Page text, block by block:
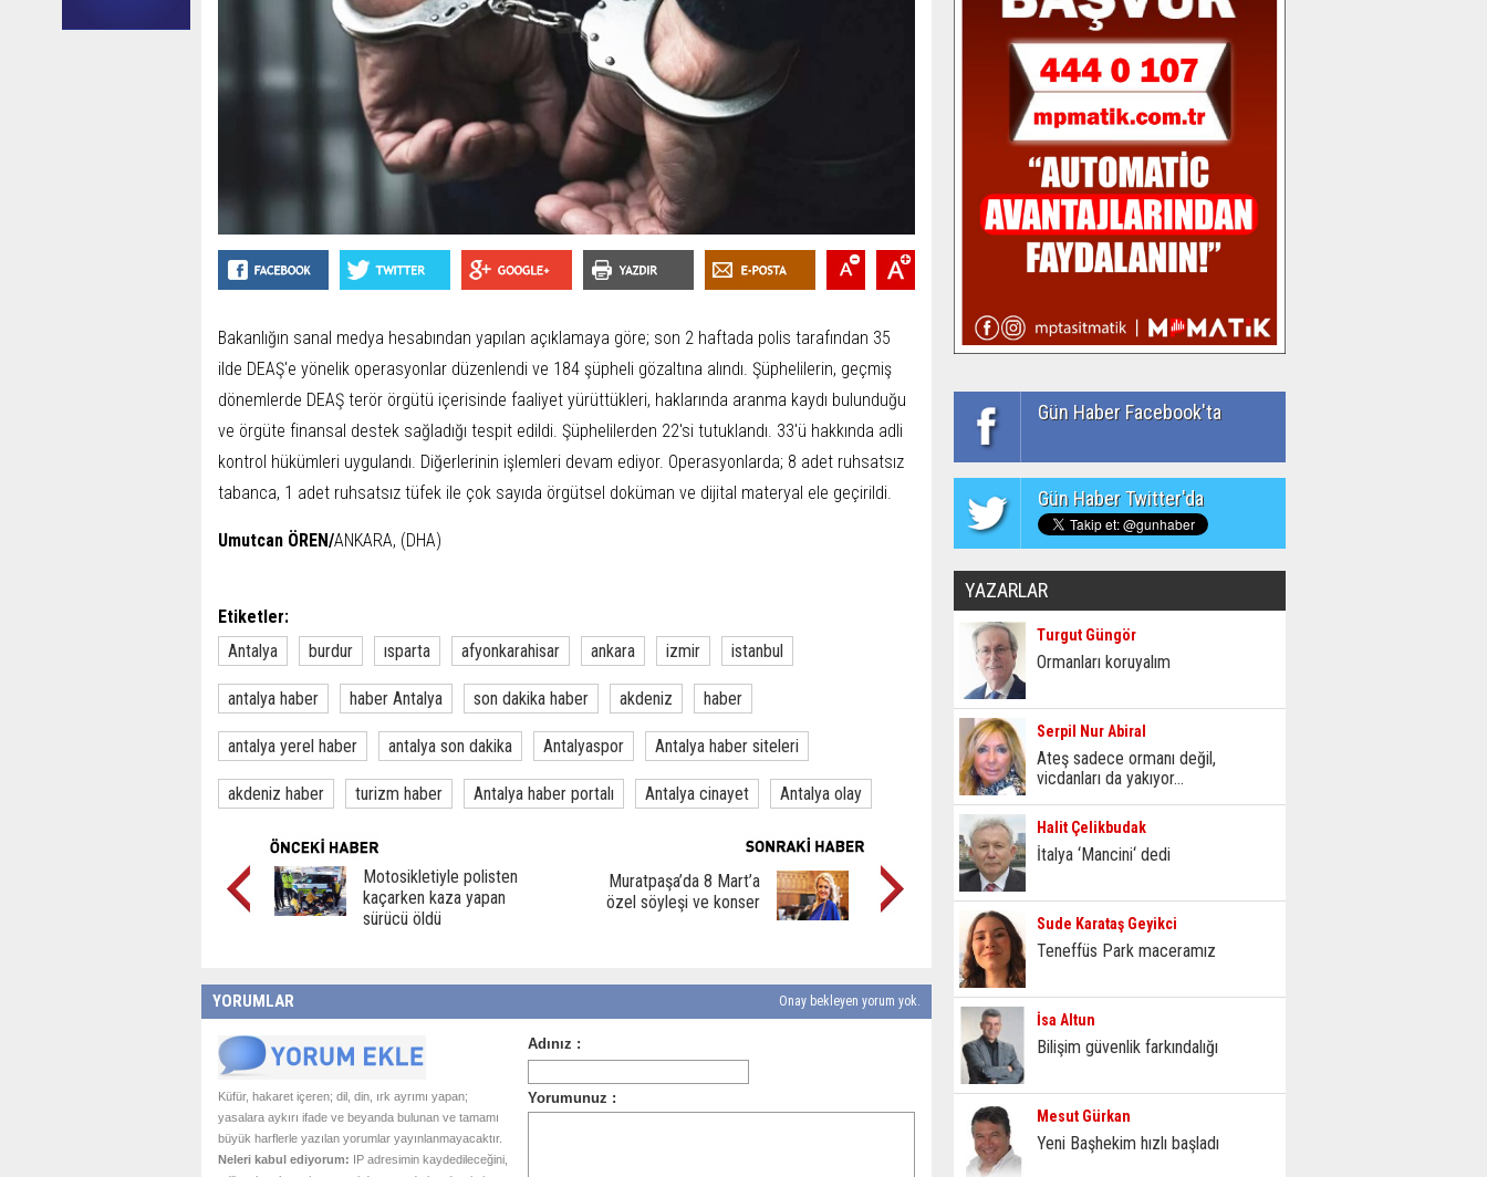
Bakanlığın sanal medya hesabından yapılan açıklamaya göre; son 2 haftada polis tarafından 35
ilde DEAŞ'e yönelik operasyonlar düzenlendi ve 184 şüpheli gözaltına alındı. Şüphelilerin, geçmiş
dönemlerde DEAŞ terör örgütü içerisinde faaliyet yürüttükleri, haklarında aranma kaydı bulunduğu
ve örgüte finansal destek sağladığı tespit edildi. Şüphelilerden 22'si tutuklandı. 33'ü hakkında adli
kontrol hükümleri uygulandı. Diğerlerinin işlemleri devam ediyor. Operasyonlarda; 8 adet ruhsatsız
tabanca, 1 adet ruhsatsız tüfek ile çok sayıda örgütsel doküman ve dijital materyal ele geçirildi.
Umutcan ÖREN/ANKARA, (DHA)
Etiketler:
Antalya
burdur ısparta afyonkarahisar ankara izmir istanbul
antalya haber haber Antalya son dakika haber akdeniz haber
antalya yerel haber antalya son dakika Antalyaspor Antalya haber siteleri
akdeniz haber turizm haber Antalya haber portalı Antalya cinayet Antalya olay
Motosikletiyle polisten
kaçarken kaza yapan
sürücü öldü
Muratpaşa’da 8 Mart’a
özel söyleşi ve konser
YORUMLAR Onay bekleyen yorum yok.
Küfür, hakaret içeren; dil, din, ırk ayrımı yapan;
yasalara aykırı ifade ve beyanda bulunan ve tamamı
büyük harflerle yazılan yorumlar yayınlanmayacaktır.
Neleri kabul ediyorum: IP adresimin kaydedileceğini,
Gün Haber Facebook'ta
Gün Haber Twitter'da
YAZARLAR
Turgut Güngör
Ormanları koruyalım
Serpil Nur Abiral
Ateş sadece ormanı değil,
vicdanları da yakıyor...
Halit Çelikbudak
İtalya ‘Mancini‘ dedi
Sude Karataş Geyikci
Teneffüs Park maceramız
İsa Altun
Bilişim güvenlik farkındalığı
Mesut Gürkan
Yeni Başhekim hızlı başladı